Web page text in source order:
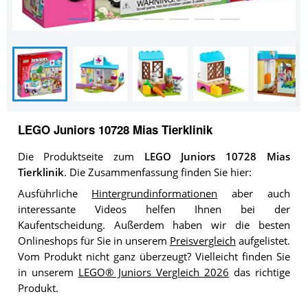
LEGO Juniors 10728 Mias Tierklinik
Die Produktseite zum LEGO Juniors 10728 Mias
Tierklinik. Die Zusammenfassung finden Sie hier:
Ausführliche Hintergrundinformationen aber auch
interessante Videos helfen Ihnen bei der
Kaufentscheidung. Außerdem haben wir die besten
Onlineshops für Sie in unserem Preisvergleich aufgelistet.
Vom Produkt nicht ganz überzeugt? Vielleicht finden Sie
in unserem LEGO® Juniors Vergleich 2026 das richtige
Produkt.